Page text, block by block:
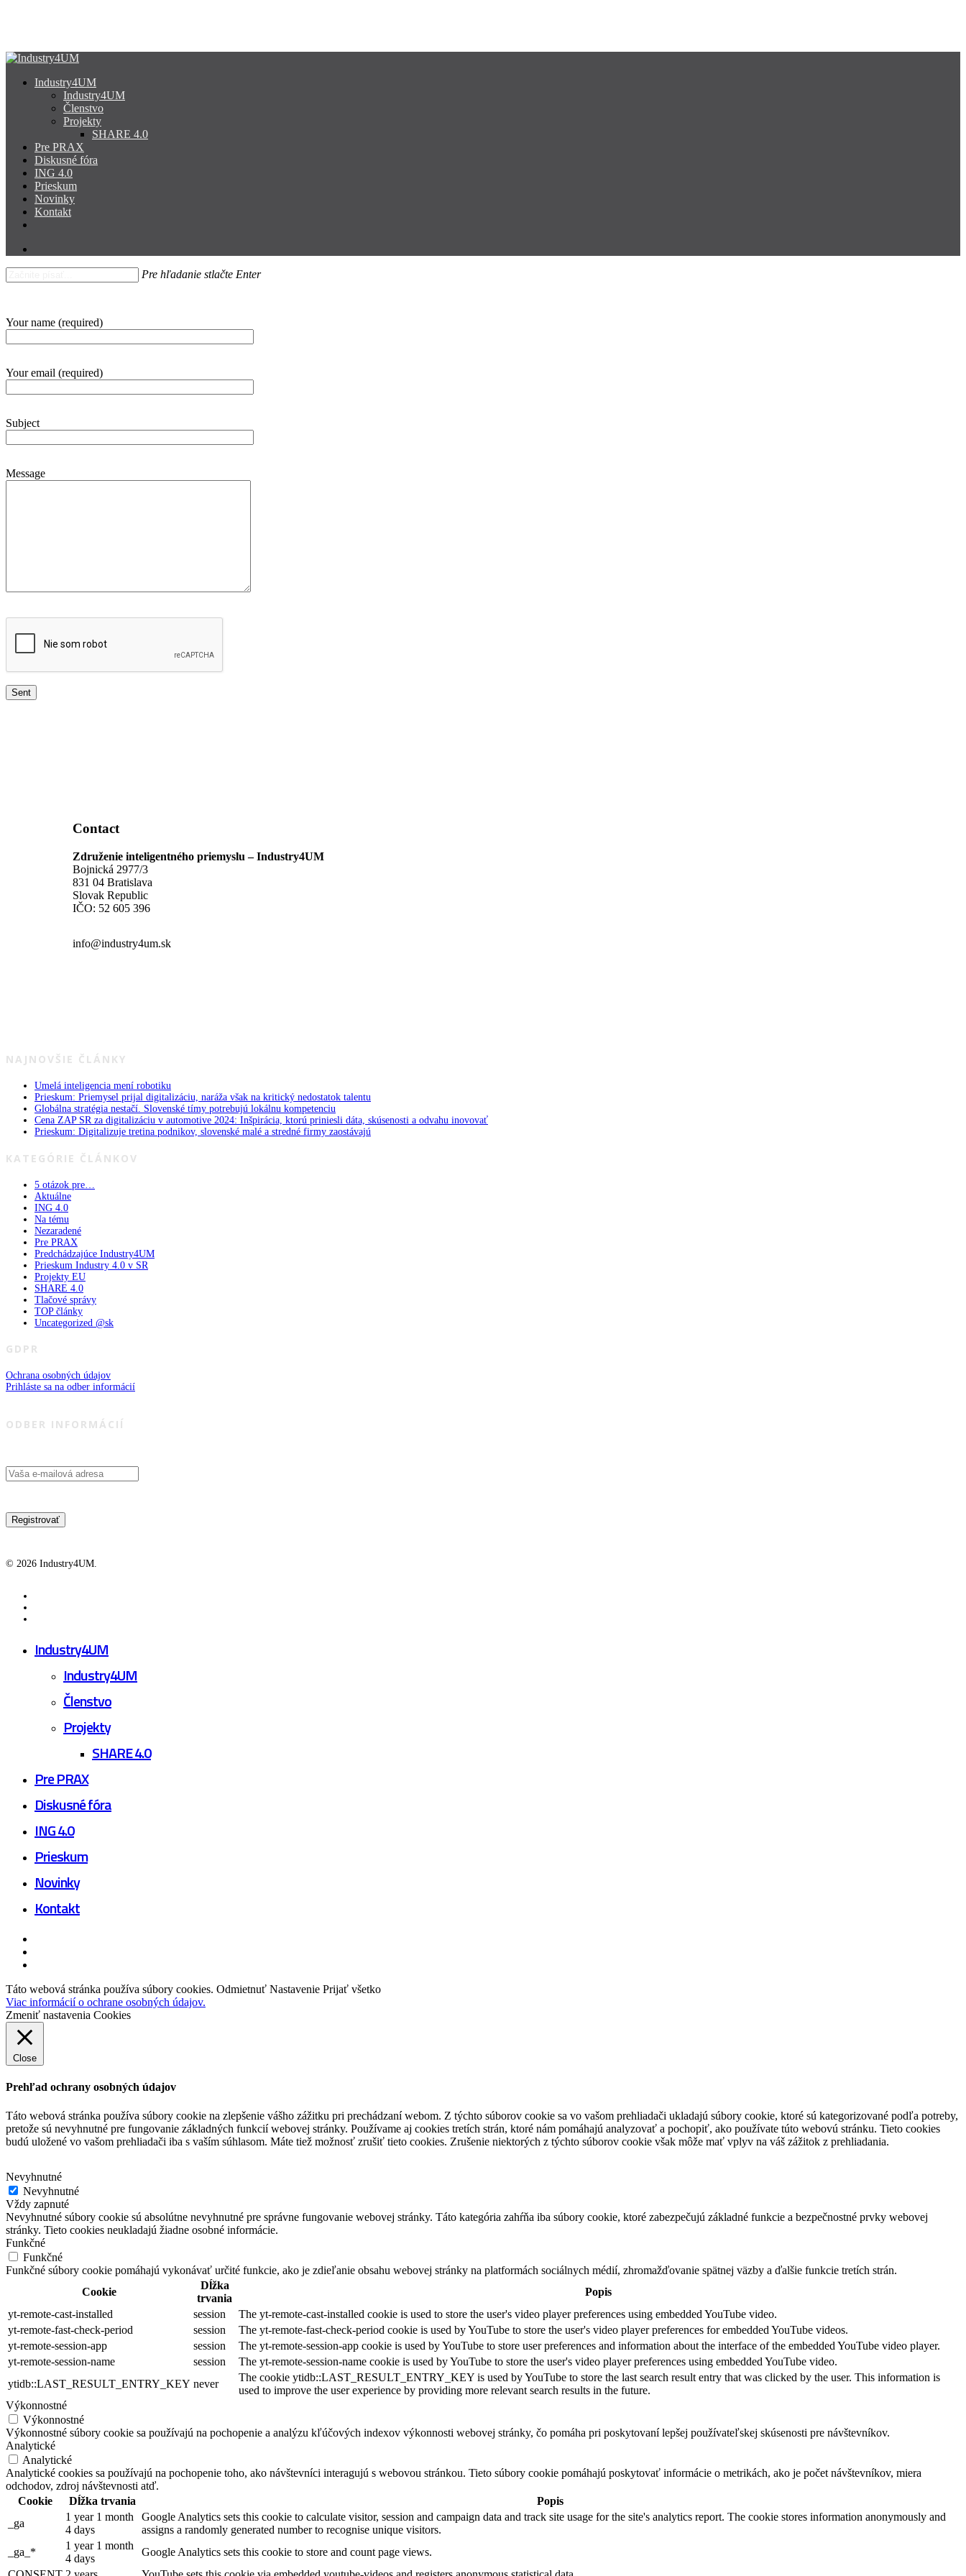
content
search
Menu
Industry4UM
Industry4UM
Členstvo
Projekty
SHARE 4.0
Pre PRAX
Diskusné fóra
ING 4.0
Prieskum
Novinky
Kontakt
Pre hľadanie stlačte Enter
Your name (required)
Your email (required)
Subject
Message
Contact
Združenie inteligentného priemyslu – Industry4UM
Bojnická 2977/3
831 04 Bratislava
Slovak Republic
IČO: 52 605 396
info@industry4um.sk
NAJNOVŠIE ČLÁNKY
Umelá inteligencia mení robotiku
Prieskum: Priemysel prijal digitalizáciu, naráža však na kritický nedostatok talentu
Globálna stratégia nestačí. Slovenské tímy potrebujú lokálnu kompetenciu
Cena ZAP SR za digitalizáciu v automotive 2024: Inšpirácia, ktorú priniesli dáta, skúsenosti a odvahu inovovať
Prieskum: Digitalizuje tretina podnikov, slovenské malé a stredné firmy zaostávajú
KATEGÓRIE ČLÁNKOV
5 otázok pre…
Aktuálne
ING 4.0
Na tému
Nezaradené
Pre PRAX
Predchádzajúce Industry4UM
Prieskum Industry 4.0 v SR
Projekty EU
SHARE 4.0
Tlačové správy
TOP články
Uncategorized @sk
GDPR
Ochrana osobných údajov
Prihláste sa na odber informácií
ODBER INFORMÁCIÍ
© 2026 Industry4UM.
Menu
Industry4UM
Industry4UM
Členstvo
Projekty
SHARE 4.0
Pre PRAX
Diskusné fóra
ING 4.0
Prieskum
Novinky
Kontakt
Táto webová stránka používa súbory cookies. Odmietnuť Nastavenie Prijať všetko
Viac informácií o ochrane osobných údajov.
Zmeniť nastavenia Cookies
Close
Prehľad ochrany osobných údajov
Táto webová stránka používa súbory cookie na zlepšenie vášho zážitku pri prechádzaní webom. Z týchto súborov cookie sa vo vašom prehliadači ukladajú súbory cookie, ktoré sú kategorizované podľa potreby,
pretože sú nevyhnutné pre fungovanie základných funkcií webovej stránky. Používame aj cookies tretích strán, ktoré nám pomáhajú analyzovať a pochopiť, ako používate túto webovú stránku. Tieto cookies
budú uložené vo vašom prehliadači iba s vaším súhlasom. Máte tiež možnosť zrušiť tieto cookies. Zrušenie niektorých z týchto súborov cookie však môže mať vplyv na váš zážitok z prehliadania.
Nevyhnutné
Nevyhnutné
Vždy zapnuté
Nevyhnutné súbory cookie sú absolútne nevyhnutné pre správne fungovanie webovej stránky. Táto kategória zahŕňa iba súbory cookie, ktoré zabezpečujú základné funkcie a bezpečnostné prvky webovej
stránky. Tieto cookies neukladajú žiadne osobné informácie.
Funkčné
Funkčné
Funkčné súbory cookie pomáhajú vykonávať určité funkcie, ako je zdieľanie obsahu webovej stránky na platformách sociálnych médií, zhromažďovanie spätnej väzby a ďalšie funkcie tretích strán.
Cookie
Dĺžka
trvania
Popis
yt-remote-cast-installed
session
The yt-remote-cast-installed cookie is used to store the user's video player preferences using embedded YouTube video.
yt-remote-fast-check-period
session
The yt-remote-fast-check-period cookie is used by YouTube to store the user's video player preferences for embedded YouTube videos.
yt-remote-session-app
session
The yt-remote-session-app cookie is used by YouTube to store user preferences and information about the interface of the embedded YouTube video player.
yt-remote-session-name
session
The yt-remote-session-name cookie is used by YouTube to store the user's video player preferences using embedded YouTube video.
ytidb::LAST_RESULT_ENTRY_KEY never
The cookie ytidb::LAST_RESULT_ENTRY_KEY is used by YouTube to store the last search result entry that was clicked by the user. This information is
used to improve the user experience by providing more relevant search results in the future.
Výkonnostné
Výkonnostné
Výkonnostné súbory cookie sa používajú na pochopenie a analýzu kľúčových indexov výkonnosti webovej stránky, čo pomáha pri poskytovaní lepšej používateľskej skúsenosti pre návštevníkov.
Analytické
Analytické
Analytické cookies sa používajú na pochopenie toho, ako návštevníci interagujú s webovou stránkou. Tieto súbory cookie pomáhajú poskytovať informácie o metrikách, ako je počet návštevníkov, miera
odchodov, zdroj návštevnosti atď.
Cookie
Dĺžka trvania
Popis
_ga
1 year 1 month
4 days
Google Analytics sets this cookie to calculate visitor, session and campaign data and track site usage for the site's analytics report. The cookie stores information anonymously and
assigns a randomly generated number to recognise unique visitors.
_ga_*
1 year 1 month
4 days
Google Analytics sets this cookie to store and count page views.